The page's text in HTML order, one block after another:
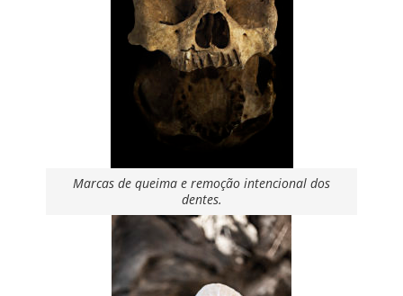
Marcas de queima e remoção intencional dos
dentes.